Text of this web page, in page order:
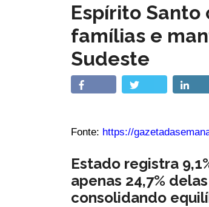
Espírito Santo
famílias e
Sudeste
Fonte: https://
Estado registra
apenas 24,7%
consolidando